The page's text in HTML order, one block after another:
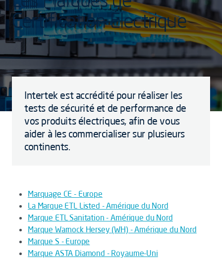
Certification Électrique
Intertek est accrédité pour réaliser les
tests de sécurité et de performance de
vos produits électriques, afin de vous
aider à les commercialiser sur plusieurs
continents.
Marquage CE - Europe
La Marque ETL Listed - Amérique du Nord
Marque ETL Sanitation - Amérique du Nord
Marque Warnock Hersey (WH) - Amérique du Nord
Marque S - Europe
Marque ASTA Diamond - Royaume-Uni